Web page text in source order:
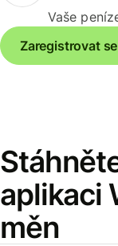
Vaše
Zaregistrovat se
aplikaci
měn